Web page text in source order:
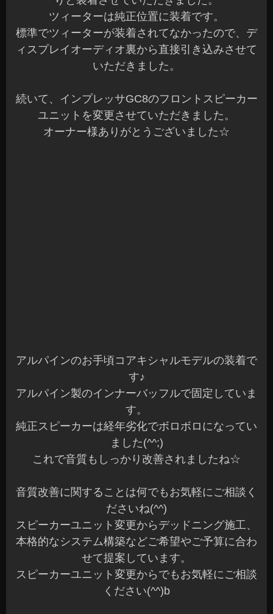
ツィーターは純正位置に装着です。
標準でツィーターが装着されてなかったので、デ
ィスプレイオーディオ裏から直接引き込みさせて
いただきました。
続いて、インプレッサGC8のフロントスピーカー
ユニットを変更させていただきました。
オーナー様ありがとうございました☆
アルパインのお手頃コアキシャルモデルの装着で
す♪
アルパイン製のインナーバッフルで固定していま
す。
純正スピーカーは経年劣化でボロボロになってい
ました(^^;)
これで音質もしっかり改善されましたね☆
音質改善に関することは何でもお気軽にご相談く
ださいね(^^)
スピーカーユニット変更からデッドニング施工、
本格的なシステム構築などご希望やご予算に合わ
せて提案しています。
スピーカーユニット変更からでもお気軽にご相談
ください(^^)b